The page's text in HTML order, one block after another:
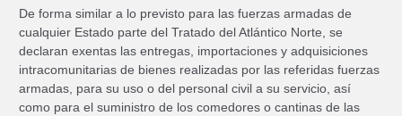
De forma similar a lo previsto para las fuerzas armadas de
cualquier Estado parte del Tratado del Atlántico Norte, se
declaran exentas las entregas, importaciones y adquisiciones
intracomunitarias de bienes realizadas por las referidas fuerzas
armadas, para su uso o del personal civil a su servicio, así
como para el suministro de los comedores o cantinas de las